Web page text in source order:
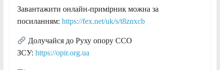
Завантажити онлайн-примірник можна за
посиланням: https://fex.net/uk/s/t8znxcb
Долучайся до Руху опору ССО
ЗСУ: https://opir.org.ua